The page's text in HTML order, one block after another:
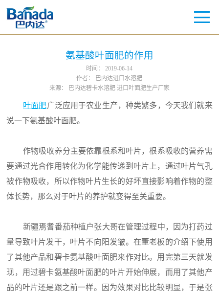
氨基酸叶面肥的作用
时间：
2019-06-14
作者：
巴内达进口水溶肥
来源：
巴内达碧卡水溶肥 进口叶面肥生产厂家
叶面肥广泛应用于农业生产，种类繁多，今天我们就来
说一下氨基酸叶面肥。
作物吸收养分主要依靠根系和叶片，根系吸收的营养需
要通过光合作用转化为化学能传递到叶片上，通过叶片气孔
被作物吸收，所以作物叶片生长的好坏直接影响着作物的整
体长势，那么对于叶片的养护就变得至关重要。
新疆焉耆番茄种植户张大哥在管理过程中，因为打药过
量导致叶片发干，叶片不向阳发皱。在董老板的介绍下使用
了其他产品和碧卡氨基酸叶面肥来作对比。用完第三天就发
现，用过碧卡氨基酸叶面肥的叶片开始伸展，而用了其他产
品的叶片还是跟之前一样。因为效果对比比较明显，于是张